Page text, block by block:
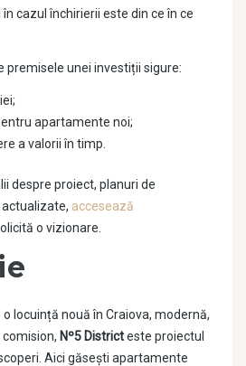
cazul închirierii este din ce în ce
premisele unei investiții sigure:
apartamente noi;
a valorii în timp.
despre proiect, planuri de
accesează
o vizionare.
locuință nouă în Craiova, modernă,
Nº5 Districteste proiectul
Aici găsești apartamente